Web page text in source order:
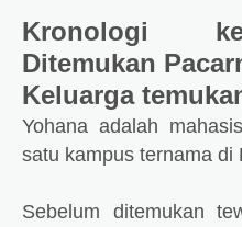
Kronologi
Ditemukan
Keluarga
Yohana adalah
satu kampus ternama di
Sebelum ditemukan